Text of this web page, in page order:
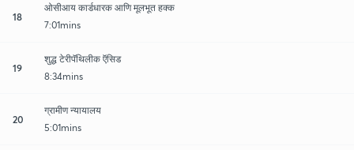
18
ओसीआय कार्डधारक आणि मूलभूत हक्क
7:01mins
19
शुद्ध टेरीपॅथिलीक ऍसिड
8:34mins
20
ग्रामीण न्यायालय
5:01mins